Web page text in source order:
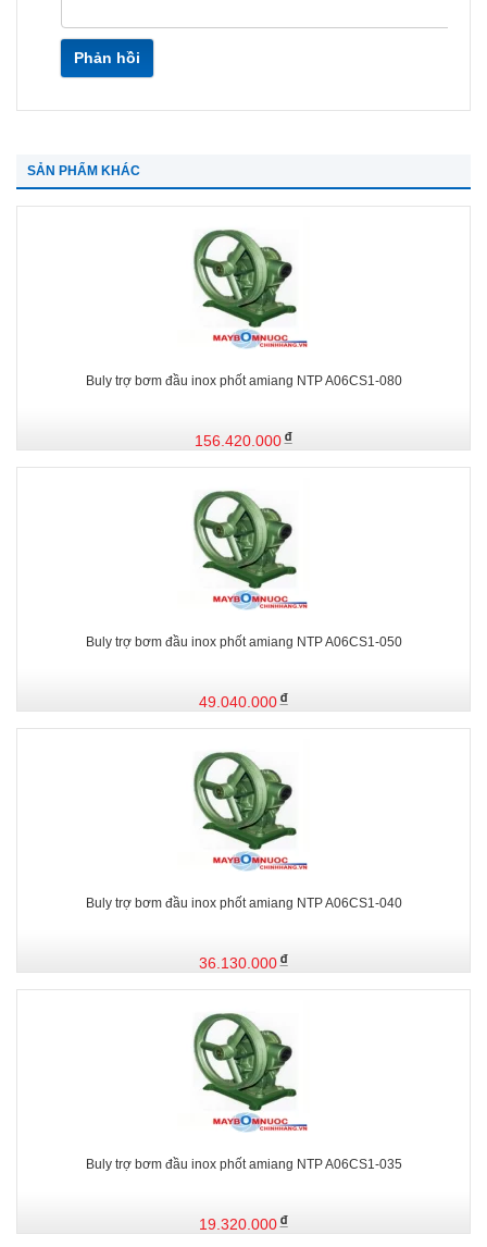
Phản hồi
SẢN PHẨM KHÁC
Buly trợ bơm đầu inox phốt amiang NTP A06CS1-080
156.420.000
Buly trợ bơm đầu inox phốt amiang NTP A06CS1-050
49.040.000
Buly trợ bơm đầu inox phốt amiang NTP A06CS1-040
36.130.000
Buly trợ bơm đầu inox phốt amiang NTP A06CS1-035
19.320.000